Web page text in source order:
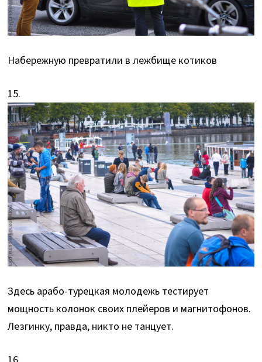
Набережную превратили в лежбище котиков
15.
Здесь арабо-турецкая молодежь тестирует
мощность колонок своих плейеров и магнитофонов.
Лезгинку, правда, никто не танцует.
16.